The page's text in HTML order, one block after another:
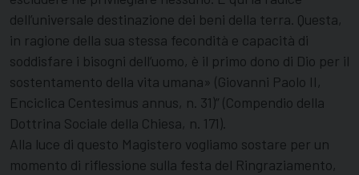
dell’universale destinazione dei beni della terra. Questa,
in ragione della sua stessa fecondità e capacità di
soddisfare i bisogni dell’uomo, è il primo dono di Dio per il
sostentamento della vita umana» (Giovanni Paolo II,
Enciclica Centesimus annus, n. 31)” (Compendio della
Dottrina Sociale della Chiesa, n. 171).
Alla luce di questo Magistero vogliamo sostare per un
momento di riflessione sulla festa del Ringraziamento,